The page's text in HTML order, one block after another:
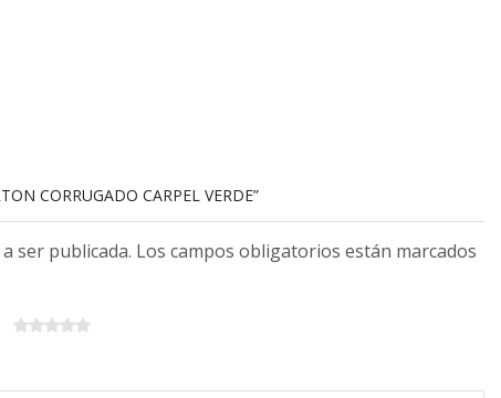
CORRUGADO CARPEL VERDE”
ser publicada. Los campos obligatorios están marcados